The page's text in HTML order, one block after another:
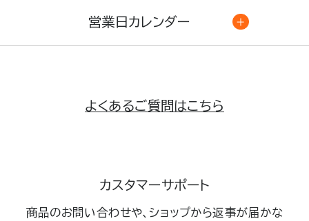
営業日カレンダー
よくあるご質問はこちら
カスタマーサポート
商品のお問い合わせや、ショップから返事が届かな